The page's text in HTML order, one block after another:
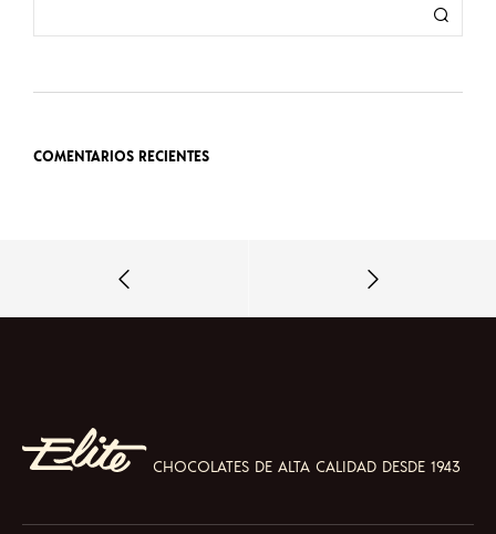
COMENTARIOS RECIENTES
CHOCOLATES DE ALTA CALIDAD DESDE 1943